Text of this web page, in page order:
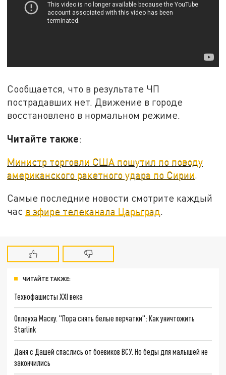
Сообщается, что в результате ЧП
пострадавших нет. Движение в городе
восстановлено в нормальном режиме.
Читайте также:
Министр торговли США пошутил по поводу
американского ракетного удара по Сирии.
Самые последние новости смотрите каждый
час в эфире телеканала Царьград.
ЧИТАЙТЕ ТАКЖЕ:
Технофашисты XXI века
Оплеуха Маску. "Пора снять белые перчатки": Как уничтожить
Starlink
Даня с Дашей спаслись от боевиков ВСУ. Но беды для малышей не
закончились